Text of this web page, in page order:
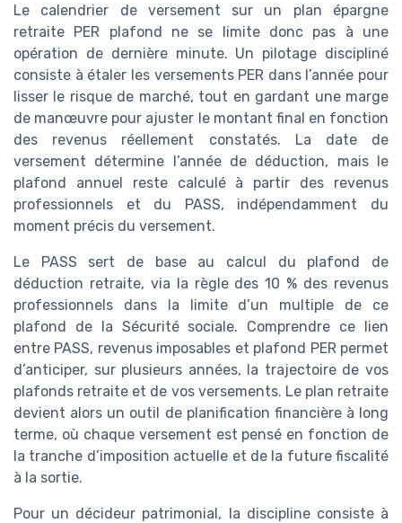
Le calendrier de versement sur un plan épargne
retraite PER plafond ne se limite donc pas à une
opération de dernière minute. Un pilotage discipliné
consiste à étaler les versements PER dans l’année pour
lisser le risque de marché, tout en gardant une marge
de manœuvre pour ajuster le montant final en fonction
des revenus réellement constatés. La date de
versement détermine l’année de déduction, mais le
plafond annuel reste calculé à partir des revenus
professionnels et du PASS, indépendamment du
moment précis du versement.
Le PASS sert de base au calcul du plafond de
déduction retraite, via la règle des 10 % des revenus
professionnels dans la limite d’un multiple de ce
plafond de la Sécurité sociale. Comprendre ce lien
entre PASS, revenus imposables et plafond PER permet
d’anticiper, sur plusieurs années, la trajectoire de vos
plafonds retraite et de vos versements. Le plan retraite
devient alors un outil de planification financière à long
terme, où chaque versement est pensé en fonction de
la tranche d’imposition actuelle et de la future fiscalité
à la sortie.
Pour un décideur patrimonial, la discipline consiste à